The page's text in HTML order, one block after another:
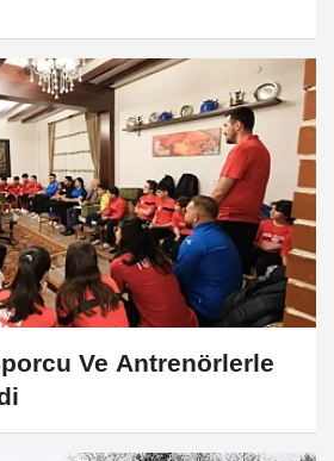
Ve Antrenörlerle